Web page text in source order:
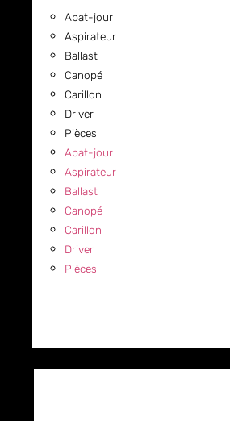
Abat-jour
Aspirateur
Ballast
Canopé
Carillon
Driver
Pièces
Abat-jour
Aspirateur
Ballast
Canopé
Carillon
Driver
Pièces